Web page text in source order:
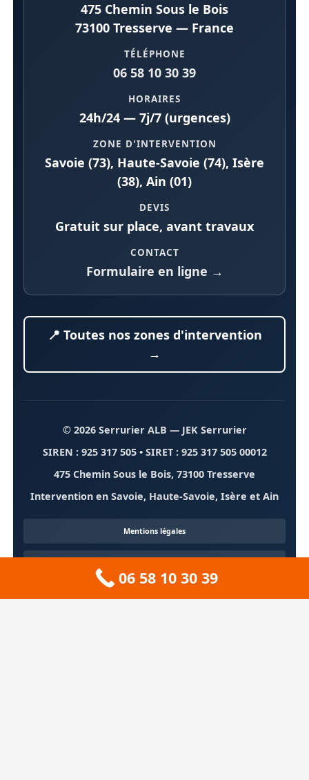
475 Chemin Sous le Bois
73100 Tresserve — France
TÉLÉPHONE
06 58 10 30 39
HORAIRES
24h/24 — 7j/7 (urgences)
ZONE D'INTERVENTION
Savoie (73), Haute-Savoie (74), Isère
(38), Ain (01)
DEVIS
Gratuit sur place, avant travaux
CONTACT
Formulaire en ligne →
📍 Toutes nos zones d'intervention
→
© 2026 Serrurier ALB — JEK Serrurier
SIREN : 925 317 505 • SIRET : 925 317 505 00012
475 Chemin Sous le Bois, 73100 Tresserve
Intervention en Savoie, Haute-Savoie, Isère et Ain
Mentions légales
06 58 10 30 39